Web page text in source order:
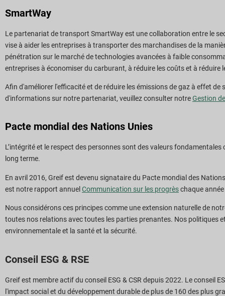
SmartWay
Le partenariat de transport SmartWay est une collaboration entre le
vise à aider les entreprises à transporter des marchandises de la
pénétration sur le marché de technologies avancées à faible
entreprises à économiser du carburant, à réduire les coûts et à
Afin d'améliorer l'efficacité et de réduire les émissions de gaz à effet
d'informations sur notre partenariat, veuillez consulter notreGestion
Pacte mondial des Nations Unies
L’intégrité et le respect des personnes sont des valeurs
long terme.
En avril 2016, Greif est devenu signataire du Pacte mondial des
est notre rapport annuel Communication sur les progrèschaque
Nous considérons ces principes comme une extension naturelle de
toutes nos relations avec toutes les parties prenantes. Nos politiques
environnementale et la santé et la sécurité.
Conseil ESG & RSE
Greif est membre actif du conseil ESG & CSR depuis 2022. Le conseil
l'impact social et du développement durable de plus de 160 des plus